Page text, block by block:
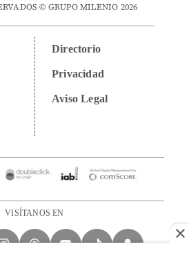
© GRUPO MILENIO 2026
Directorio
Privacidad
Aviso Legal
VISÍTANOS EN